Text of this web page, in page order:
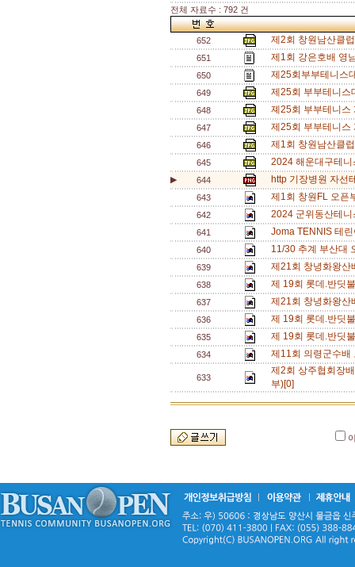
전체 자료수 : 792 건
652 제2회 창원남산클
651 제1회 강은호배 영
650 제25회부부테니스
649 제25회 부부테니
648 졔25회 부부테니
647 제25회 부부테니
646 제1회 창원남산클
645 2024 해운대구테
▶ 644 http 기장병원 자선
643 제1회 창원FL 오픈
642 2024 군위동산테
641 Joma TENNIS 테
640 11/30 추계 부산대
639 제21회 창녕화왕
638 제 19회 롯데.반딧
637 제21회 창녕화왕
636 제 19회 롯데.반딧
635 제 19회 롯데.반딧
634 제11회 의령군수
633
제2회 상주협회장
부)[0]